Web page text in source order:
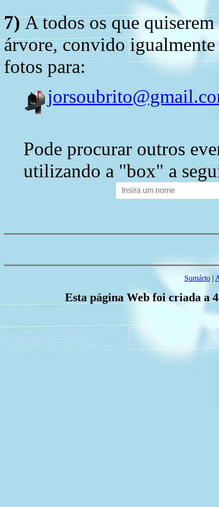
7)A todos os que
árvore, convido
fotos para:
Pode procurar outros
utilizando a "box" a
Sumário |
Esta página Web foi criada a